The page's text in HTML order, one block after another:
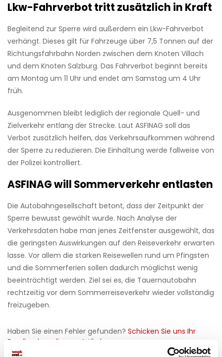
Lkw-Fahrverbot tritt zusätzlich in Kraft
Begleitend zur Sperre wird außerdem ein Lkw-Fahrverbot
verhängt. Dieses gilt für Fahrzeuge über 7,5 Tonnen auf der
Richtungsfahrbahn Norden zwischen dem Knoten Villach
und dem Knoten Salzburg. Das Fahrverbot beginnt bereits
am Montag um 11 Uhr und endet am Samstag um 4 Uhr
früh.
Ausgenommen bleibt lediglich der regionale Quell- und
Zielverkehr entlang der Strecke. Laut ASFINAG soll das
Verbot zusätzlich helfen, das Verkehrsaufkommen während
der Sperre zu reduzieren. Die Einhaltung werde fallweise von
der Polizei kontrolliert.
ASFINAG will Sommerverkehr entlasten
Die Autobahngesellschaft betont, dass der Zeitpunkt der
Sperre bewusst gewählt wurde. Nach Analyse der
Verkehrsdaten habe man jenes Zeitfenster ausgewählt, das
die geringsten Auswirkungen auf den Reiseverkehr erwarten
lasse. Vor allem die starken Reisewellen rund um Pfingsten
und die Sommerferien sollen dadurch möglichst wenig
beeinträchtigt werden. Ziel sei es, die Tauernautobahn
rechtzeitig vor dem Sommerreiseverkehr wieder vollständig
freizugeben.
Haben Sie einen Fehler gefunden? Schicken Sie uns Ihr
Feedback zu diesem Artikel.